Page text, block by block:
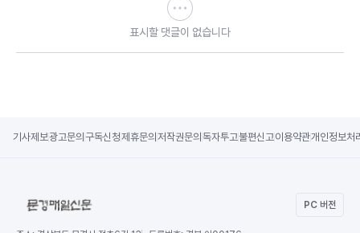
표시할 댓글이 없습니다
기사제보광고문의 구독신청제휴문의 저작권문의 독자투고불편신고이용약관개인정보처
PC 버전